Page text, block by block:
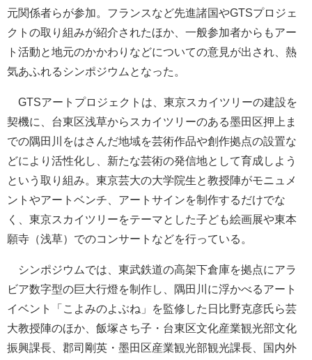
元関係者らが参加。フランスなど先進諸国やGTSプロジェ
クトの取り組みが紹介されたほか、一般参加者からもアー
ト活動と地元のかかわりなどについての意見が出され、熱
気あふれるシンポジウムとなった。
GTSアートプロジェクトは、東京スカイツリーの建設を
契機に、台東区浅草からスカイツリーのある墨田区押上ま
での隅田川をはさんだ地域を芸術作品や創作拠点の設置な
どにより活性化し、新たな芸術の発信地として育成しよう
という取り組み。東京芸大の大学院生と教授陣がモニュメ
ントやアートベンチ、アートサインを制作するだけでな
く、東京スカイツリーをテーマとした子ども絵画展や東本
願寺（浅草）でのコンサートなどを行っている。
シンポジウムでは、東武鉄道の高架下倉庫を拠点にアラ
ビア数字型の巨大行燈を制作し、隅田川に浮かべるアート
イベント「こよみのよぶね」を監修した日比野克彦氏ら芸
大教授陣のほか、飯塚さち子・台東区文化産業観光部文化
振興課長、郡司剛英・墨田区産業観光部観光課長、国内外